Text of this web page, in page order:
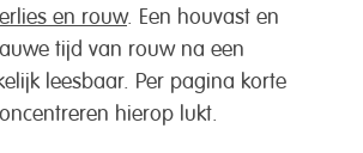
en rouw. Een houvast en
tijd van rouw na een
leesbaar. Per pagina korte
hierop lukt.